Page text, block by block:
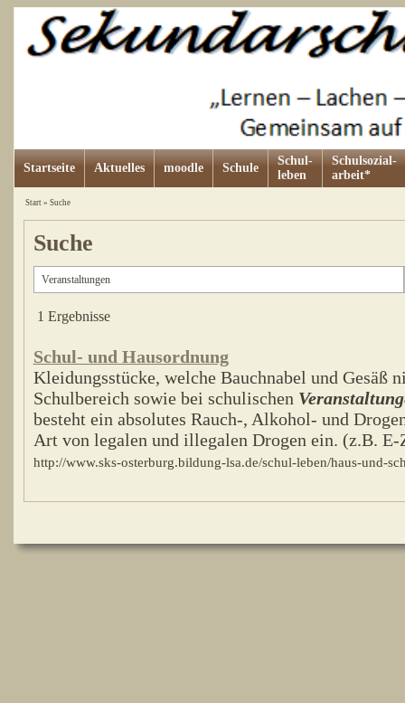
Startseite Aktuelles moodle Schule
Schul-
leben
Schulsozial-
arbeit*
Start» Suche
Suche
1 Ergebnisse
Schul- und Hausordnung
Kleidungsstücke, welche Bauchnabel und Gesäß
Schulbereich sowie bei schulischen
besteht ein absolutes Rauch-, Alkohol- und
Art von legalen und illegalen Drogen ein. (z.B. E-
http://www.sks-osterburg.bildung-lsa.de/schul-leben/haus-und-